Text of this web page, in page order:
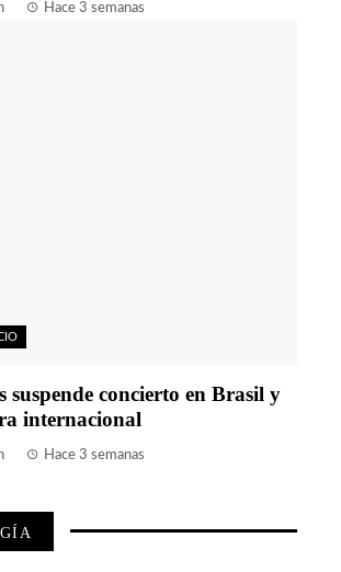
Hace 3 semanas
suspende concierto en Brasil y
internacional
Hace 3 semanas